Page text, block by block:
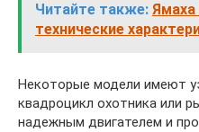
Читайте также: Ямаха
технические
Некоторые модели имеют
квадроцикл охотника или
надежным двигателем и